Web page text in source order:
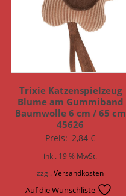
Trixie Katzenspielzeug
Blume am Gummiband
Baumwolle 6 cm / 65 cm
45626
Preis: 2,84€
inkl. 19 % MwSt.
zzgl.Versandkosten
Auf die Wunschliste